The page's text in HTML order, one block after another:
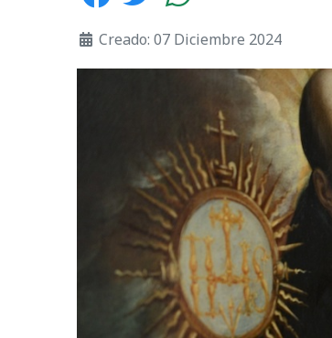
Creado: 07 Diciembre 2024